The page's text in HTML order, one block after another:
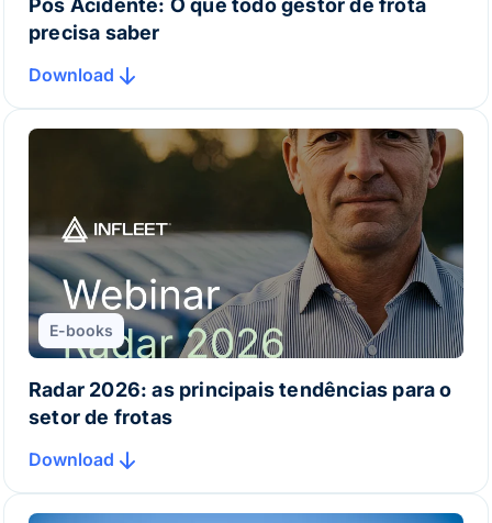
Pós Acidente: O que todo gestor de frota
precisa saber
Download
E-books
Radar 2026: as principais tendências para o
setor de frotas
Download